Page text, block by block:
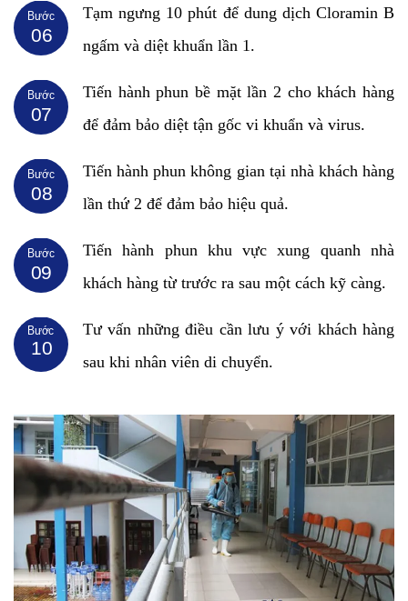
06
Bước
Tạm ngưng 10 phút để dung dịch Cloramin B
ngấm và diệt khuẩn lần 1.
07
Bước
Tiến hành phun bề mặt lần 2 cho khách hàng
để đảm bảo diệt tận gốc vi khuẩn và virus.
08
Bước
Tiến hành phun không gian tại nhà khách hàng
lần thứ 2 để đảm bảo hiệu quả.
09
Bước
Tiến hành phun khu vực xung quanh nhà
khách hàng từ trước ra sau một cách kỹ càng.
10
Bước
Tư vấn những điều cần lưu ý với khách hàng
sau khi nhân viên di chuyển.